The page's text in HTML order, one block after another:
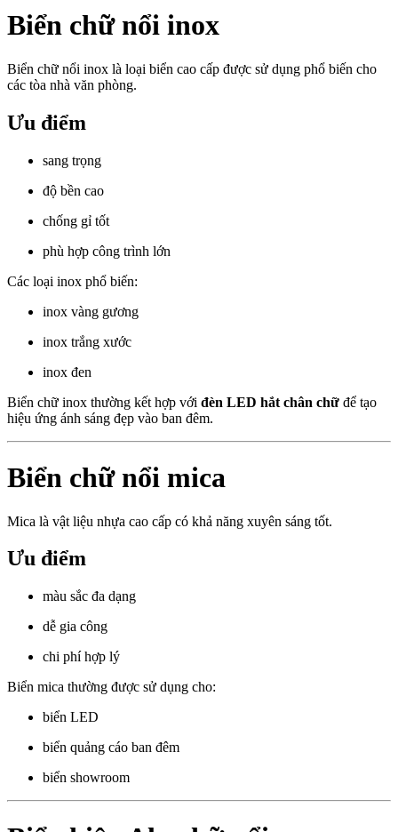
Biển chữ nổi inox
Biển chữ nổi inox là loại biển cao cấp được sử dụng phổ biến cho
các tòa nhà văn phòng.
Ưu điểm
sang trọng
độ bền cao
chống gỉ tốt
phù hợp công trình lớn
Các loại inox phổ biến:
inox vàng gương
inox trắng xước
inox đen
Biển chữ inox thường kết hợp với đèn LED hắt chân chữ để tạo
hiệu ứng ánh sáng đẹp vào ban đêm.
Biển chữ nổi mica
Mica là vật liệu nhựa cao cấp có khả năng xuyên sáng tốt.
Ưu điểm
màu sắc đa dạng
dễ gia công
chi phí hợp lý
Biển mica thường được sử dụng cho:
biển LED
biển quảng cáo ban đêm
biển showroom